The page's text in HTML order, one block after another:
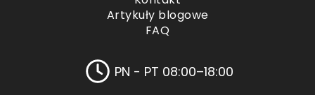
Artykuły blogowe
FAQ
PN - PT 08:00–18:00